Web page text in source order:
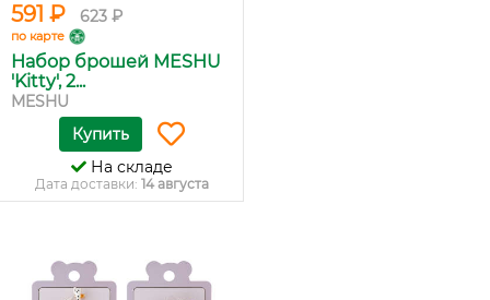
591 ₽ 623 ₽
по карте
Набор брошей MESHU
'Kitty', 2...
MESHU
Купить
На складе
Дата доставки: 14 августа